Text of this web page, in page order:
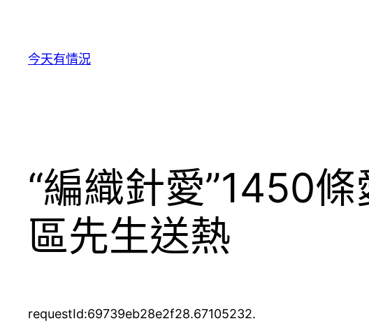
今天有情況
“編織針愛”1450
區先生送熱
requestId:69739eb28e2f28.67105232.